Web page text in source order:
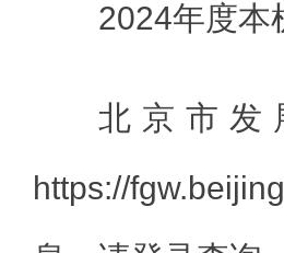
2024年度本
北京市发
https://